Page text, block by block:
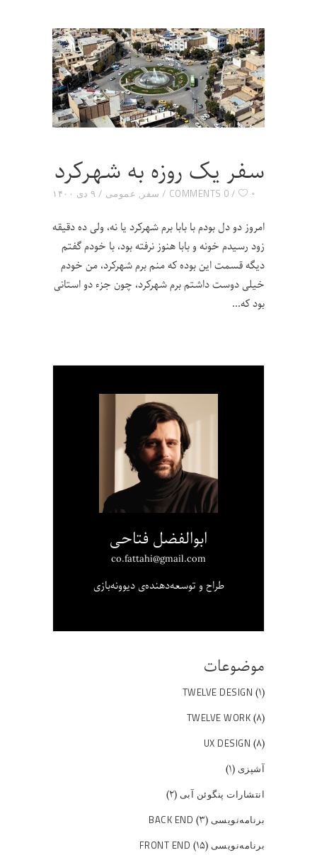
سفر یک روزه به شهرکرد
۹ دی ۱۴۰۰ سفر , عمومی 0 COMMENTS ۰
امروز دو دل بودم با بابا برم شهرکرد یا نه، ولی ده دقیقه
زود رسیدم خونه و بابا هنوز نرفته بود، با خودم گفتم
دیگه قسمت این بوده که منم برم شهرکرد، من خودم
خیلی دوست داشتم برم شهرکرد، چون جزء دو استانی
بود که
ابوالفضل فتاحی
co.fattahi@gmail.com
طراح و توسعه‌دهنده‌ی دیوونه‌بازی
موضوعات
TWELVE DESIGN (۱)
TWELVE WORK (۸)
UX DESIGN (۸)
آشپزی (۱)
انتشارات پنگوئن آبی (۲)
برنامه‌نویسی BACK END (۳)
برنامه‌نویسی FRONT END (۱۵)